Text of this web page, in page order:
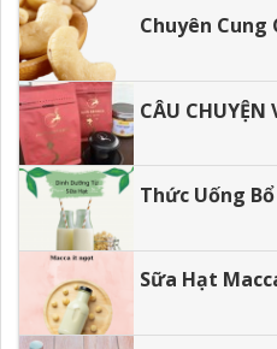
Chuyên
CÂU CHUYỆN
Sữa Hạt